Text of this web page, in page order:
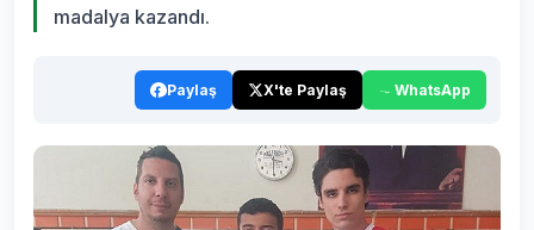
madalya kazandı.
Paylaş X'te Paylaş WhatsApp